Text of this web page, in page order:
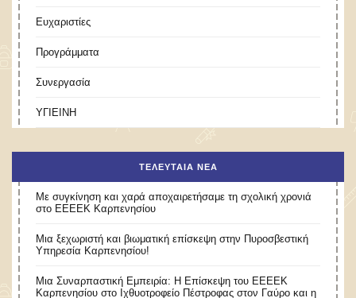
Ευχαριστίες
Προγράμματα
Συνεργασία
ΥΓΙΕΙΝΗ
ΤΕΛΕΥΤΑΊΑ ΝΈΑ
Με συγκίνηση και χαρά αποχαιρετήσαμε τη σχολική χρονιά
στο ΕΕΕΕΚ Καρπενησίου
Μια ξεχωριστή και βιωματική επίσκεψη στην Πυροσβεστική
Υπηρεσία Καρπενησίου!
Μια Συναρπαστική Εμπειρία: Η Επίσκεψη του ΕΕΕΕΚ
Καρπενησίου στο Ιχθυοτροφείο Πέστροφας στον Γαύρο και η